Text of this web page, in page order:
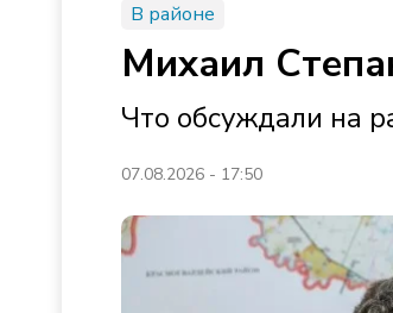
В районе
Михаил
Что обсуждали на
07.08.2026 - 17:50